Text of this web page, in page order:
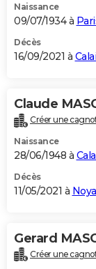
Naissance
09/07/1934 à
Décès
16/09/2021 à
Claude
Créer une
Naissance
28/06/1948 à
Décès
11/05/2021 à
Gerard
Créer une